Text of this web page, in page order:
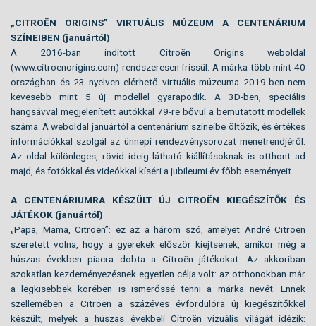
„CITROËN ORIGINS” VIRTUÁLIS MÚZEUM A CENTENÁRIUM
SZÍNEIBEN (januártól)
A 2016-ban indított Citroën Origins weboldal
(www.citroenorigins.com) rendszeresen frissül. A márka több mint 40
országban és 23 nyelven elérhető virtuális múzeuma 2019-ben nem
kevesebb mint 5 új modellel gyarapodik. A 3D-ben, speciális
hangsávval megjelenített autókkal 79-re bővül a bemutatott modellek
száma. A weboldal januártól a centenárium színeibe öltözik, és értékes
információkkal szolgál az ünnepi rendezvénysorozat menetrendjéről.
Az oldal különleges, rövid ideig látható kiállításoknak is otthont ad
majd, és fotókkal és videókkal kíséri a jubileumi év főbb eseményeit.
A CENTENÁRIUMRA KÉSZÜLT ÚJ CITROËN KIEGÉSZÍTŐK ÉS
JÁTÉKOK (januártól)
„Papa, Mama, Citroën”: ez az a három szó, amelyet André Citroën
szeretett volna, hogy a gyerekek először kiejtsenek, amikor még a
húszas években piacra dobta a Citroën játékokat. Az akkoriban
szokatlan kezdeményezésnek egyetlen célja volt: az otthonokban már
a legkisebbek körében is ismerőssé tenni a márka nevét. Ennek
szellemében a Citroën a százéves évfordulóra új kiegészítőkkel
készült, melyek a húszas évekbeli Citroën vizuális világát idézik: